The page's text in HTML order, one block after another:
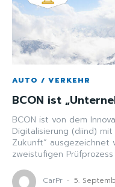
AUTO / VERKEHR
BCON ist
BCON ist von dem
Digitalisierung (diind)
Zukunft“ ausgezeichnet worden.
zweistufigen
CarPr - 5.